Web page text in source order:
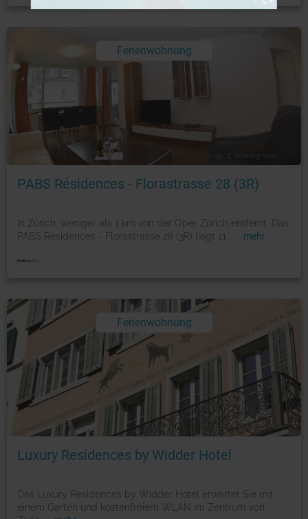
Ferienwohnung
Foto: © booking.com
PABS Résidences - Florastrasse 28 (3R)
In Zürich, weniger als 1 km von der Oper Zürich entfernt. Das
PABS Résidences - Florastrasse 28 (3R) liegt 11
mehr
Ferienwohnung
Foto: © booking.com
Luxury Residences by Widder Hotel
Das Luxury Residences by Widder Hotel erwartet Sie mit
einem Garten und kostenfreiem WLAN im Zentrum von